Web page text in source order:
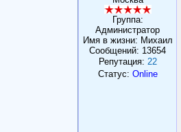
Группа:
Администратор
Имя в жизни: Михаил
Сообщений: 13654
Репутация: 22
Статус: Online